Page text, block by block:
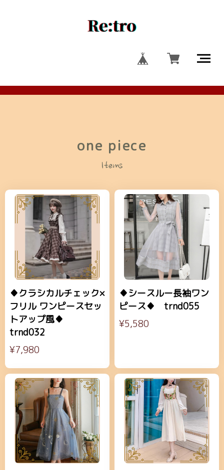
one piece
Items
♦クラシカルチェック×
フリル ワンピースセッ
トアップ風♦
trnd032
¥7,980
♦シースルー長袖ワン
ピース♦ trnd055
¥5,580